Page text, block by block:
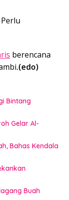
berencana
.(edo)
Bintang
Gelar Al-
Bahas Kendala
Buah